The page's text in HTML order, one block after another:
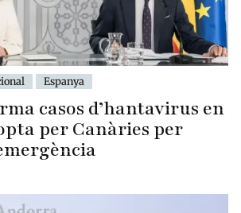
Espanya
casos d’hantavirus en
per Canàries per